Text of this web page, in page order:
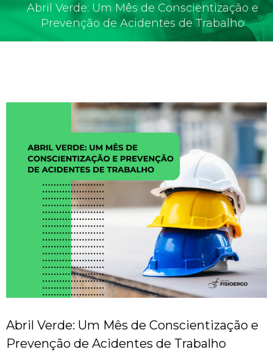
Abril Verde: Um Mês de Conscientização e
Prevenção de Acidentes de Trabalho
Abril Verde: Um Mês de Conscientização e
Prevenção de Acidentes de Trabalho